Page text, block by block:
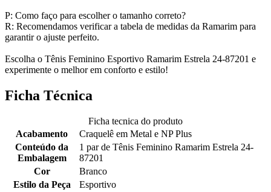
P: Como faço para escolher o tamanho correto?
R: Recomendamos verificar a tabela de medidas da Ramarim para
garantir o ajuste perfeito.
Escolha o Tênis Feminino Esportivo Ramarim Estrela 24-87201 e
experimente o melhor em conforto e estilo!
Ficha Técnica
Ficha tecnica do produto
Acabamento
Craquelê em Metal e NP Plus
Conteúdo da
Embalagem
1 par de Tênis Feminino Ramarim Estrela 24-
87201
Cor
Branco
Estilo da Peça
Esportivo